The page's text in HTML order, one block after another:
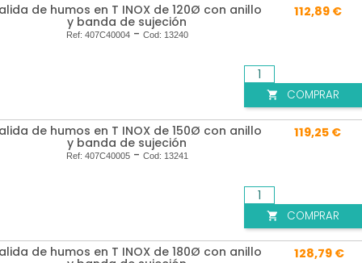
de humos en T INOX de 120Ø con anillo
y banda de sujeción
Ref: 407C40004- Cod: 13240
112,89 €
 COMPRAR
de humos en T INOX de 150Ø con anillo
y banda de sujeción
Ref: 407C40005- Cod: 13241
119,25 €
 COMPRAR
de humos en T INOX de 180Ø con anillo 128,79 €